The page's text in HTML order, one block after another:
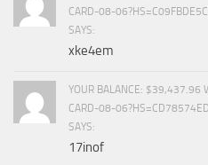
CARD-08-
SAYS:
xke4em
YOUR BALANCE: $39,437.96
CARD-08-
SAYS:
17inof